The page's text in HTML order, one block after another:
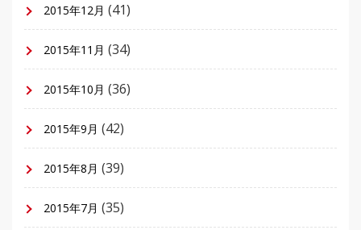
2015年12月 (41)
2015年11月 (34)
2015年10月 (36)
2015年9月 (42)
2015年8月 (39)
2015年7月 (35)